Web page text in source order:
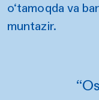
o‘tamoqda va
muntazir.